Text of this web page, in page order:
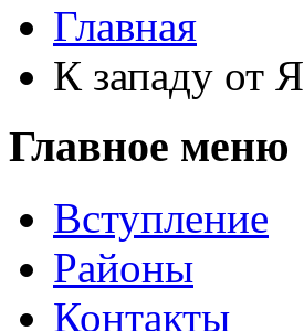
Главная
К западу от
Главное меню
Вступление
Районы
Контакты